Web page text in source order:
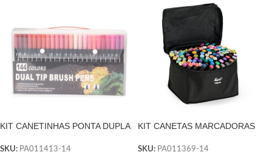
KIT CANETINHAS PONTA DUPLA
SKU: PA011413-14
KIT CANETAS MARCADORAS
COLORIDO
SKU: PA011369-14